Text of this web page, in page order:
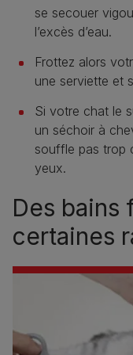
se secouer
l’excès d’eau.
Frottez alors
une serviette et
Si votre chat le
un séchoir à
souffle pas trop
yeux.
Des bains
certaines